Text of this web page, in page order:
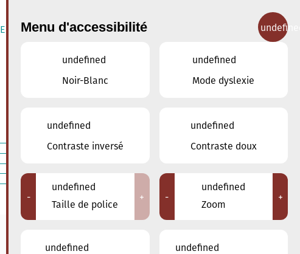
ENSEIGNEMENT MUSICAL CONTACT
OCTOBRE
LUN MER VEN SAM
Menu d'accessibilité
undefined
Noir-Blanc
undefined
Mode dyslexie
undefined
Contraste inversé
undefined
Contraste doux
-
undefined
Taille de police
+ -
undefined
Zoom
+
undefined
undefined